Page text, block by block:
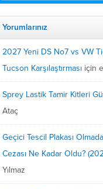
Yorumlarınız
2027 Yeni DS No7 vs VW
Tucson Karşılaştırması için
Sprey Lastik Tamir Kitleri
Ataç
Geçici Tescil Plakası
Cezası Ne Kadar Oldu?
Yılmaz